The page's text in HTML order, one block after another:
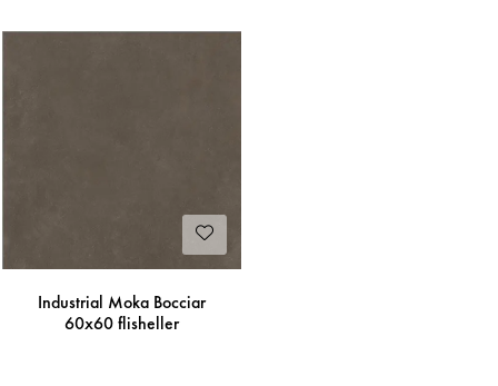
Industrial Moka Bocciar
60x60 flisheller